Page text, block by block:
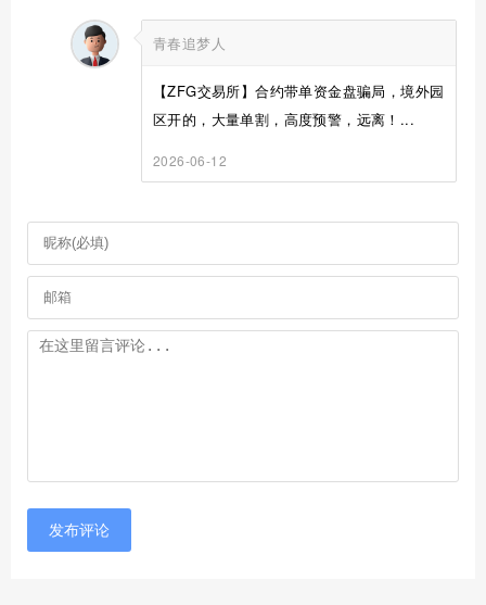
青春追梦人
【ZFG交易所】合约带单资金盘骗局，境外园
区开的，大量单割，高度预警，远离！...
2026-06-12
发布评论